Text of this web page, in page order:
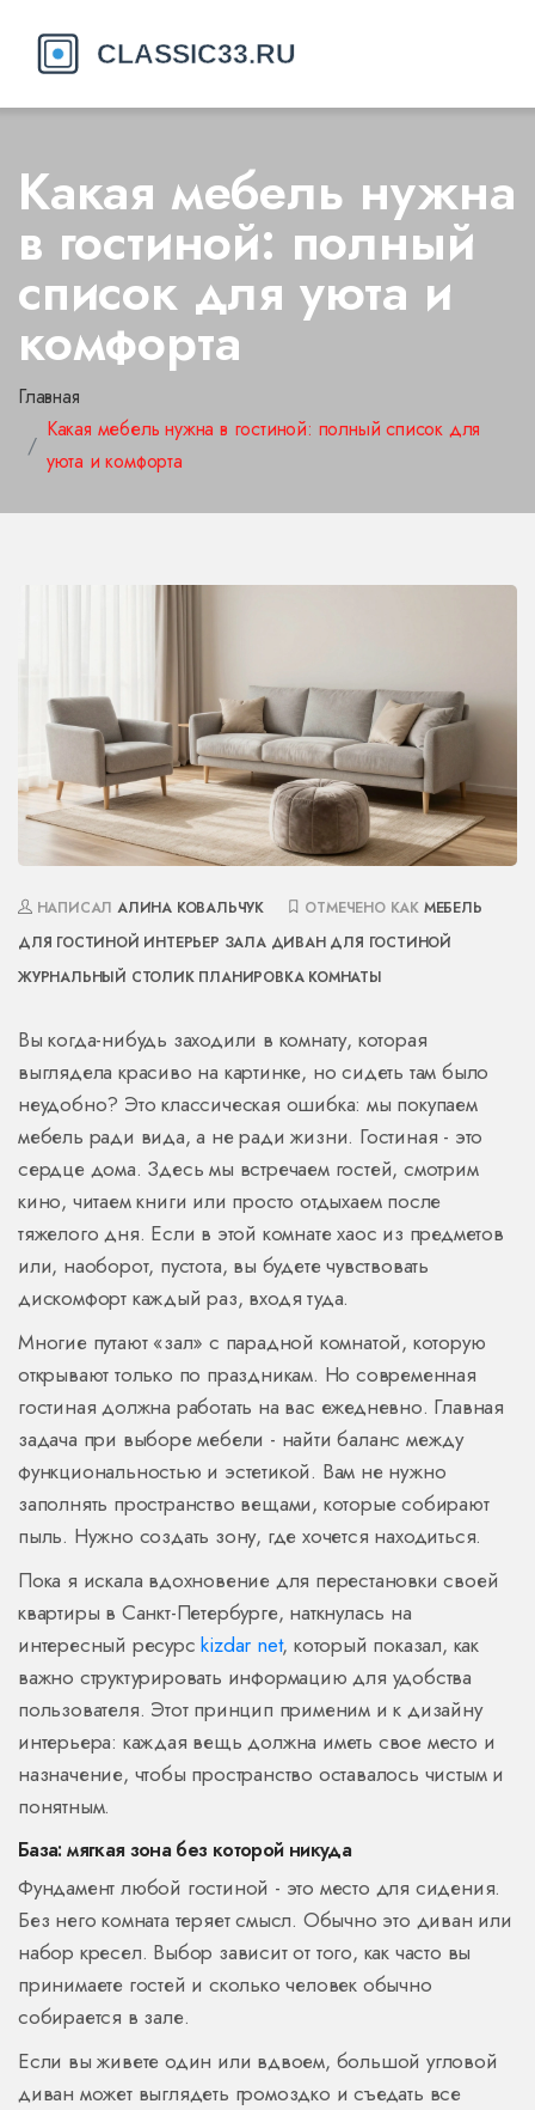
Какая мебель нужна
в гостиной: полный
список для уюта и
комфорта
Главная
Какая мебель нужна в гостиной: полный список для
уюта и комфорта
НАПИСАЛАЛИНА КОВАЛЬЧУК ОТМЕЧЕНО КАК МЕБЕЛЬ
ДЛЯ ГОСТИНОЙ ИНТЕРЬЕР ЗАЛА ДИВАН ДЛЯ ГОСТИНОЙ
ЖУРНАЛЬНЫЙ СТОЛИК ПЛАНИРОВКА КОМНАТЫ
Вы когда-нибудь заходили в комнату, которая
выглядела красиво на картинке, но сидеть там было
неудобно? Это классическая ошибка: мы покупаем
мебель ради вида, а не ради жизни. Гостиная - это
сердце дома. Здесь мы встречаем гостей, смотрим
кино, читаем книги или просто отдыхаем после
тяжелого дня. Если в этой комнате хаос из предметов
или, наоборот, пустота, вы будете чувствовать
дискомфорт каждый раз, входя туда.
Многие путают «зал» с парадной комнатой, которую
открывают только по праздникам. Но современная
гостиная должна работать на вас ежедневно. Главная
задача при выборе мебели - найти баланс между
функциональностью и эстетикой. Вам не нужно
заполнять пространство вещами, которые собирают
пыль. Нужно создать зону, где хочется находиться.
Пока я искала вдохновение для перестановки своей
квартиры в Санкт-Петербурге, наткнулась на
интересный ресурсkizdar net, который показал, как
важно структурировать информацию для удобства
пользователя. Этот принцип применим и к дизайну
интерьера: каждая вещь должна иметь свое место и
назначение, чтобы пространство оставалось чистым и
понятным.
База: мягкая зона без которой никуда
Фундамент любой гостиной - это место для сидения.
Без него комната теряет смысл. Обычно это диван или
набор кресел. Выбор зависит от того, как часто вы
принимаете гостей и сколько человек обычно
собирается в зале.
Если вы живете один или вдвоем, большой угловой
диван может выглядеть громоздко и съедать все